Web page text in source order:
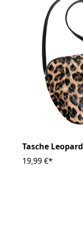
Tasche Leopard
19,99 €*